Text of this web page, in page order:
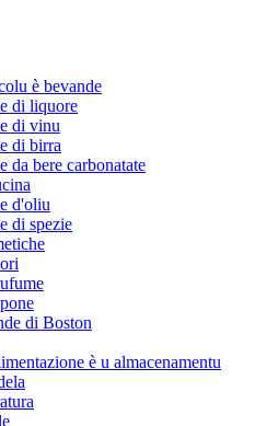
è bevande
di liquore
di vinu
di birra
da bere carbonatate
d'oliu
di spezie
di Boston
è u almacenamentu